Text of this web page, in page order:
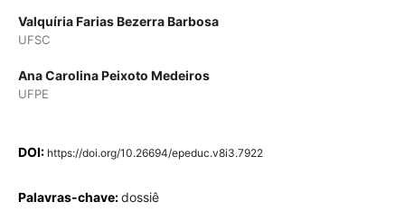
Valquíria Farias Bezerra Barbosa
UFSC
Ana Carolina Peixoto Medeiros
UFPE
DOI: https://doi.org/10.26694/epeduc.v8i3.7922
Palavras-chave:dossiê